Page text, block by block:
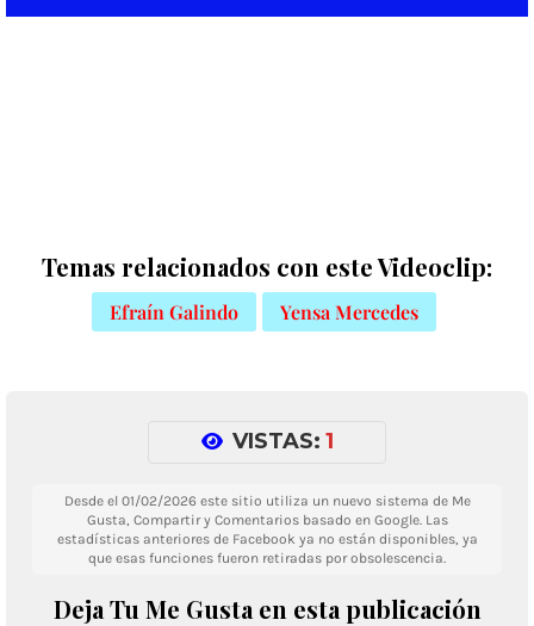
Temas relacionados con este Videoclip:
Efraín Galindo Yensa Mercedes
VISTAS: 1
Desde el 01/02/2026 este sitio utiliza un nuevo sistema de Me
Gusta, Compartir y Comentarios basado en Google. Las
estadísticas anteriores de Facebook ya no están disponibles, ya
que esas funciones fueron retiradas por obsolescencia.
Deja Tu Me Gusta en esta publicación